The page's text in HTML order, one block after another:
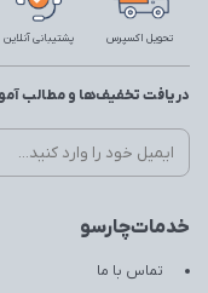
تحویل اکسپرس پشتیبانی آنلاین
خدمات‌چارسو
تماس با ما
دریافت تخفیف‌ها و مطالب